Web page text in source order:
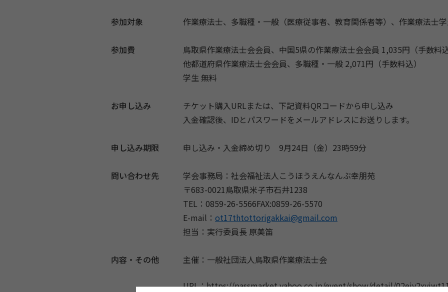
参加対象 作業療法士、多職種・一般（医療従事者、教育関係者等）、作業療法士
参加費
鳥取県作業療法士会会員、中国5県の作業療法士会会員 1,035円（手数料
他都道府県作業療法士会会員、多職種・一般 2,071円（手数料込）
学生 無料
お申し込み
チケット購入URLまたは、下記資料QRコードから申し込み
入金確認後、IDとパスワードをメールアドレスにお送りします。
申し込み期限 申し込み・入金締め切り 9月24日（金）23時59分
問い合わせ先
学会事務局：社会福祉法人こうほうえんなんぶ幸朋苑
〒683-0021鳥取県米子市石井1238
TEL：0859-26-5566FAX:0859-26-5570
E-mail： ot17thtottorigakkai@gmail.com
担当：実行委員長 原美笛
内容・その他 主催：一般社団法人鳥取県作業療法士会
URL：https://passmarket.yahoo.co.jp/event/show/detail/